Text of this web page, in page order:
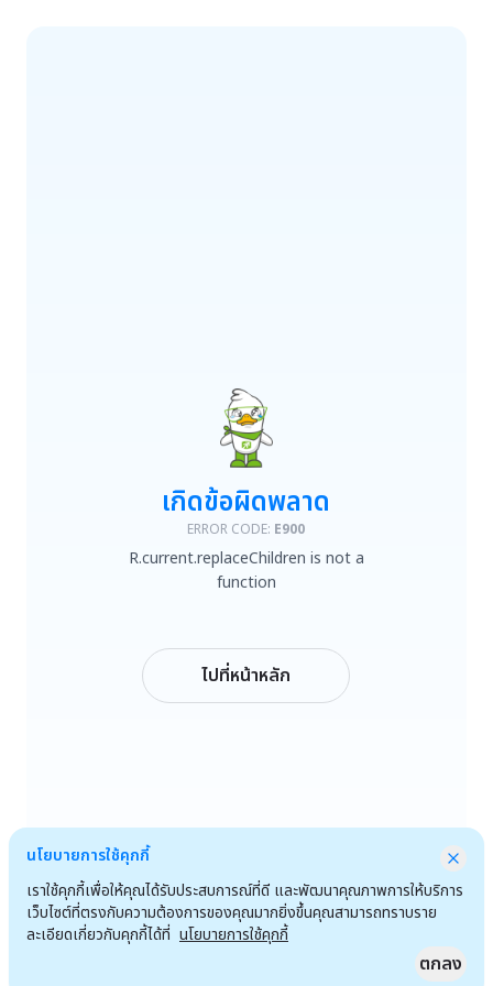
R.current.replaceChildren is not a function
เกิดข้อผิดพลาด
ERROR CODE: E900
R.current.replaceChildren is not a
function
ไปที่หน้าหลัก
นโยบายการใช้คุกกี้
เราใช้คุกกี้เพื่อให้คุณได้รับประสบการณ์ที่ดี และพัฒนาคุณภาพการให้บริการ
เว็บไซต์ที่ตรงกับความต้องการของคุณมากยิ่งขึ้นคุณสามารถทราบราย
ละเอียดเกี่ยวกับคุกกี้ได้ที่ นโยบายการใช้คุกกี้
ตกลง